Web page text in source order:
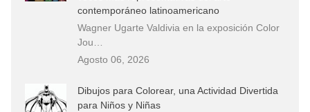
contemporáneo latinoamericano
Wagner Ugarte Valdivia en la exposición Color
Jou…
Agosto 06, 2026
Dibujos para Colorear, una Actividad Divertida
para Niños y Niñas